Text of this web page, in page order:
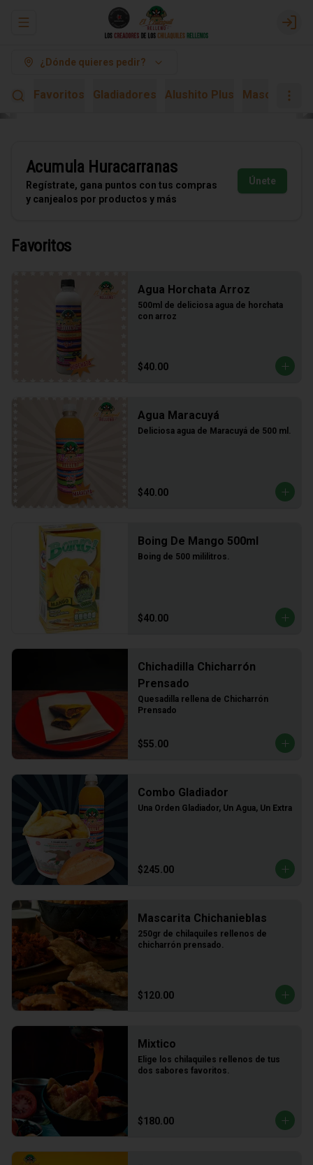
Abrir menu de navegación
¿Dónde quieres pedir?
Favoritos Gladiadores Alushito Plus Mascarita
Acumula Huracarranas
Regístrate, gana puntos con tus compras
y canjealos por productos y más
Únete
Favoritos
Agua Horchata Arroz
500ml de deliciosa agua de horchata
con arroz
$40.00
Agua Maracuyá
Deliciosa agua de Maracuyá de 500 ml.
$40.00
Boing De Mango 500ml
Boing de 500 mililitros.
$40.00
Chichadilla Chicharrón
Prensado
Quesadilla rellena de Chicharrón
Prensado
$55.00
Combo Gladiador
Una Orden Gladiador, Un Agua, Un Extra
$245.00
Mascarita Chichanieblas
250gr de chilaquiles rellenos de
chicharrón prensado.
$120.00
Mixtico
Elige los chilaquiles rellenos de tus
dos sabores favoritos.
$180.00